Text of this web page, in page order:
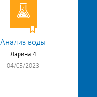
Анализ воды
Ларина 4
04/05/2023